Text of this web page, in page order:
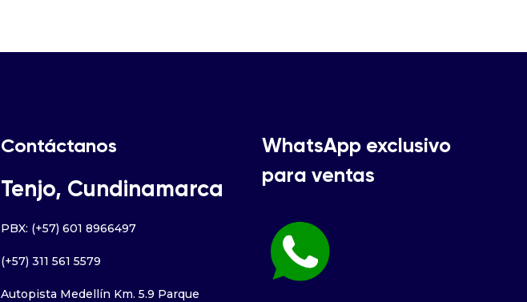
Contáctanos
Tenjo, Cundinamarca
PBX: (+57) 601 8966497
(+57) 311 561 5579
Autopista Medellín Km. 5.9 Parque
WhatsApp exclusivo
para ventas